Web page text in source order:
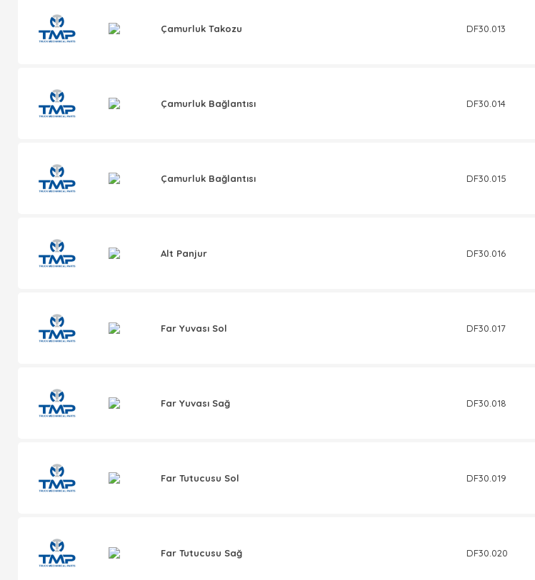
Çamurluk Takozu DF30.013
Çamurluk Bağlantısı DF30.014
Çamurluk Bağlantısı DF30.015
Alt Panjur DF30.016
Far Yuvası Sol DF30.017
Far Yuvası Sağ DF30.018
Far Tutucusu Sol DF30.019
Far Tutucusu Sağ DF30.020